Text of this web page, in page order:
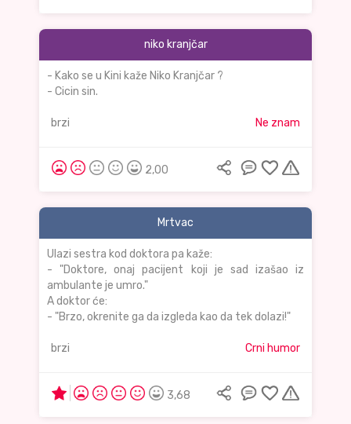
niko kranjčar
- Kako se u Kini kaže Niko Kranjčar ?
- Cicin sin.
brzi Ne znam
2,00
Mrtvac
Ulazi sestra kod doktora pa kaže:
- "Doktore, onaj pacijent koji je sad izašao iz
ambulante je umro."
A doktor će:
- "Brzo, okrenite ga da izgleda kao da tek dolazi!"
brzi Crni humor
3,68